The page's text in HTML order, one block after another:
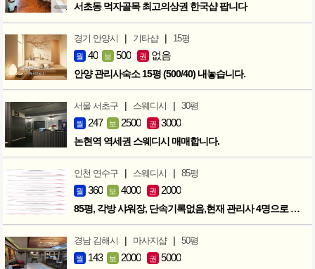
서초동 먹자골목 최고의상권 한국샵 팝니다
경기 안양시 | 기타샵 | 15평
월 40 보 500 권 없음
안양 관리사숙소 15평 (500/40) 내놓습니다.
서울 서초구 | 스웨디시 | 30평
월 247 보 2500 권 3000
논현역 역세권 스웨디시 매매합니다.
인천 연수구 | 스웨디시 | 85평
월 360 보 4000 권 2000
85평, 각방 샤워장, 단속기록없음,현재 관리사 4명으로 성업중
경남 김해시 | 마사지샵 | 50평
월 143 보 2000 권 5000